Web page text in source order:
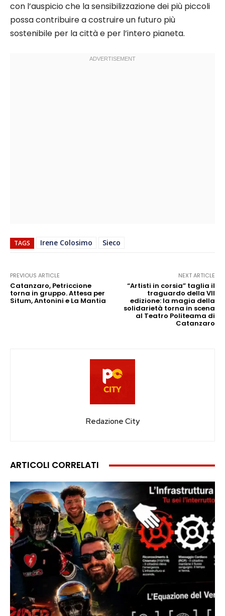
con l’auspicio che la sensibilizzazione dei più piccoli
possa contribuire a costruire un futuro più
sostenibile per la città e per l’intero pianeta.
TAGS Irene Colosimo Sieco
PREVIOUS ARTICLE
Catanzaro, Petriccione
torna in gruppo. Attesa per
Situm, Antonini e La Mantia
NEXT ARTICLE
“Artisti in corsia” taglia il
traguardo della VII
edizione: la magia della
solidarietà torna in scena
al Teatro Politeama di
Catanzaro
Redazione City
ARTICOLI CORRELATI